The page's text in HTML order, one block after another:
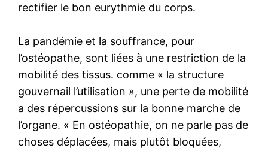
rectifier le bon eurythmie du corps.
La pandémie et la souffrance, pour
l’ostéopathe, sont liées à une restriction de la
mobilité des tissus. comme « la structure
gouvernail l’utilisation », une perte de mobilité
a des répercussions sur la bonne marche de
l’organe. « En ostéopathie, on ne parle pas de
choses déplacées, mais plutôt bloquées,